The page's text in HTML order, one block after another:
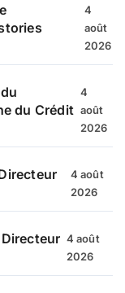
4
août
2026
du Crédit
4
août
2026
4 août
2026
4 août
2026